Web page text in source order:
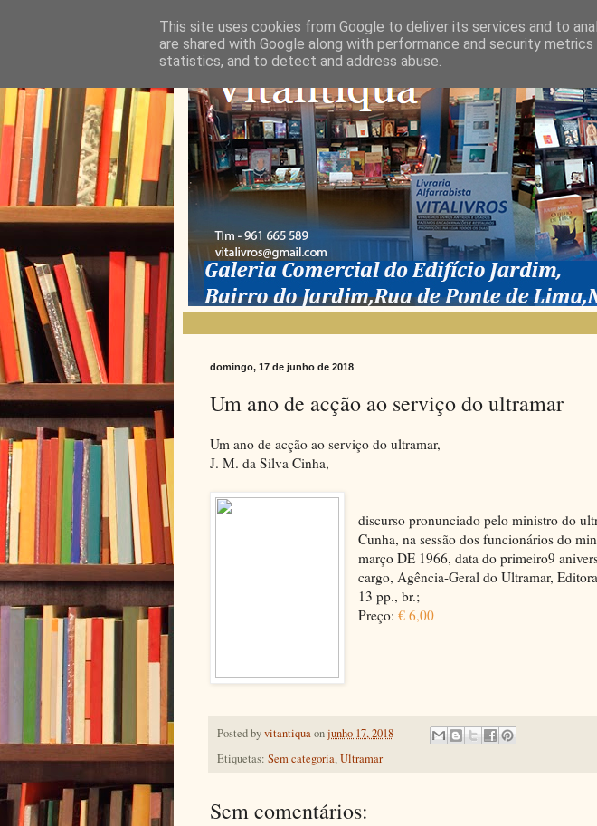
domingo, 17 de junho de 2018
Um ano de acção ao serviço do ultramar
Um ano de acção ao serviço do ultramar,
J. M. da Silva Cinha,
discurso pronunciado pelo ministro do
Cunha, na sessão dos funcionários do
março DE 1966, data do primeiro9
cargo, Agência-Geral do Ultramar,
13 pp., br.;
Preço:€ 6,00
Posted byvitantiquaonjunho 17, 2018
Etiquetas: Sem categoria,Ultramar
Sem comentários:
This site uses cookies from Google to deliver its services and to
are shared with Google along with performance and security
statistics, and to detect and address abuse.